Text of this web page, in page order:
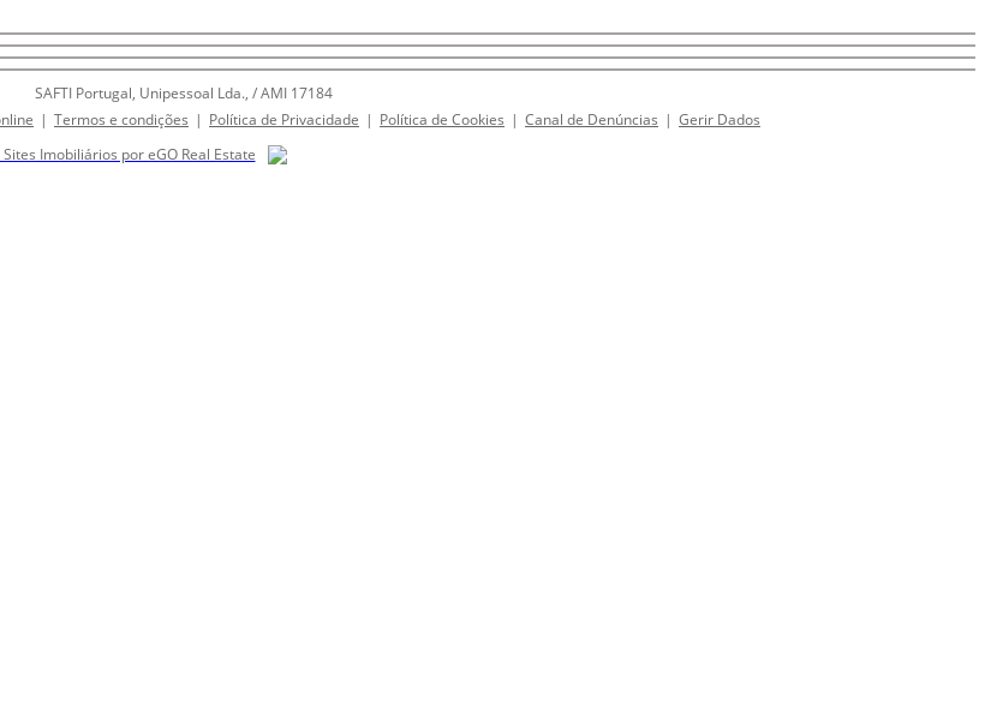
SAFTI Portugal, Unipessoal Lda., / AMI 17184
| Termos e condições | Política de Privacidade | Política de Cookies | Canal de Denúncias | Gerir Dados
Sites Imobiliários por eGO Real Estate